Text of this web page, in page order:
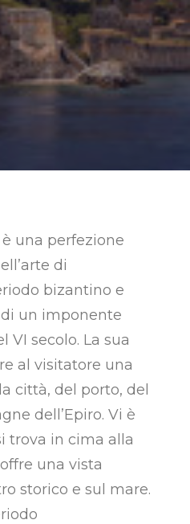
una perfezione
di
bizantino e
un imponente
VI secolo. La sua
al visitatore una
città, del porto, del
dell’Epiro. Vi è
trova in cima alla
una vista
storico e sul mare.